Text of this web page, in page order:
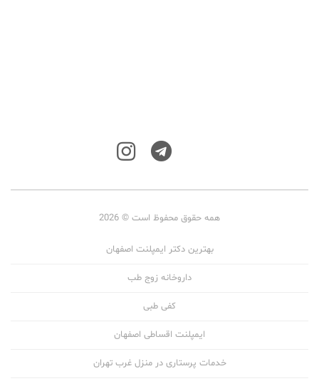
همه حقوق محفوظ است © 2026
بهترین دکتر ایمپلنت اصفهان
داروخانه زوج طب
کفی طبی
ایمپلنت اقساطی اصفهان
خدمات پرستاری در منزل غرب تهران